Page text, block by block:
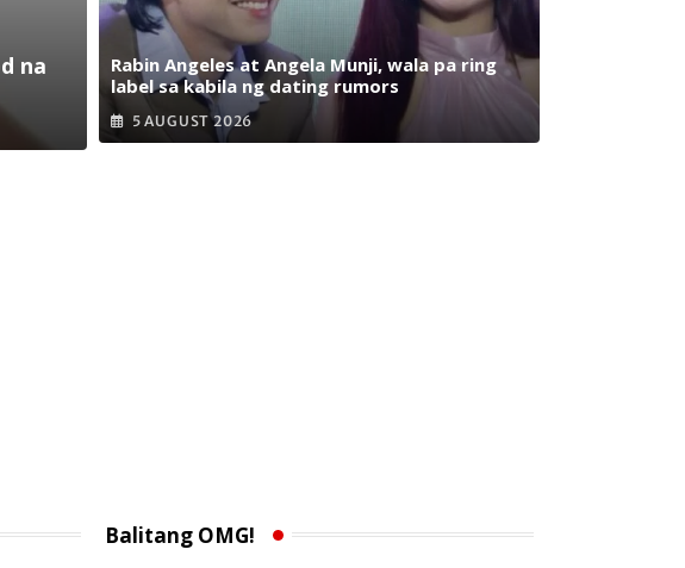
na
Rabin Angeles at Angela Munji, wala pa ring
label sa kabila ng dating rumors
5 AUGUST 2026
Balitang OMG!